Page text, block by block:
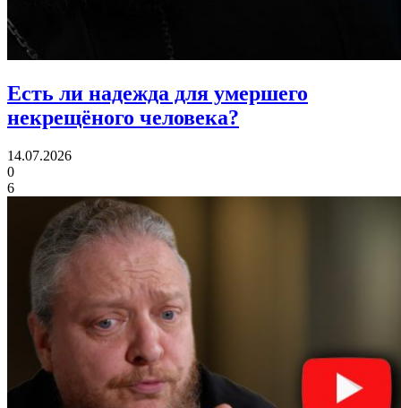
Есть ли надежда для умершего
некрещёного человека?
14.07.2026
0
6